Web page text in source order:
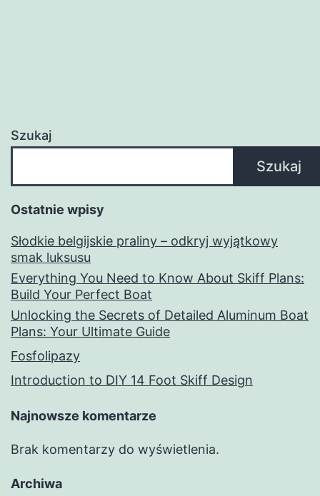
Szukaj
Szukaj
Ostatnie wpisy
Słodkie belgijskie praliny – odkryj wyjątkowy
smak luksusu
Everything You Need to Know About Skiff Plans:
Build Your Perfect Boat
Unlocking the Secrets of Detailed Aluminum Boat
Plans: Your Ultimate Guide
Fosfolipazy
Introduction to DIY 14 Foot Skiff Design
Najnowsze komentarze
Brak komentarzy do wyświetlenia.
Archiwa